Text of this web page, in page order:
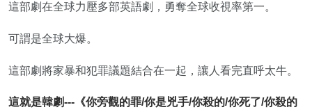
這部劇在全球力壓多部英語劇，勇奪全球收視率第一。
可謂是全球大爆。
這部劇將家暴和犯罪議題結合在一起，讓人看完直呼太牛。
這就是韓劇---《你旁觀的罪/你是兇手/你殺的/你死了/你殺的